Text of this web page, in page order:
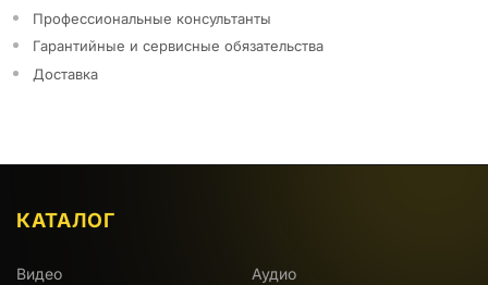
Профессиональные консультанты
Гарантийные и сервисные обязательства
Доставка
КАТАЛОГ
Видео Аудио